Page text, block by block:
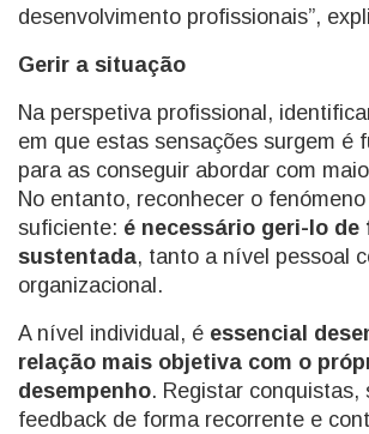
desenvolvimento profissionais”,
Gerir a situação
Na perspetiva profissional,
em que estas sensações surgem é
para as conseguir abordar com
No entanto, reconhecer o
suficiente: é necessário geri-lo
sustentada, tanto a nível pessoal
organizacional.
A nível individual, é essencial
relação mais objetiva com o
desempenho. Registar conquistas,
feedback de forma recorrente e